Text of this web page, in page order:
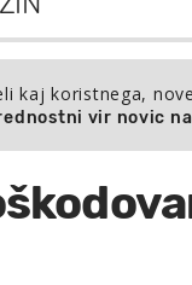
kaj koristnega,
vir novic